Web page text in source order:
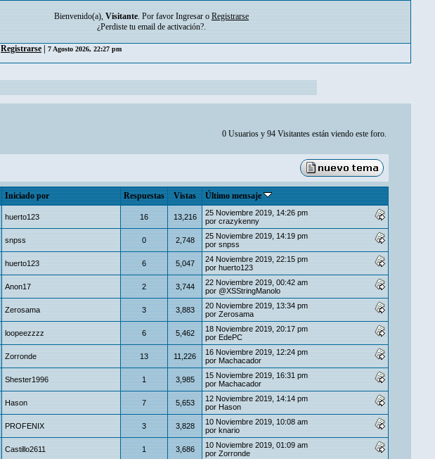
Bienvenido(a), Visitante. Por favor Ingresar o Registrarse
¿Perdiste tu email de activación?.
Registrarse 7 Agosto 2026, 22:27 pm
0 Usuarios y 94 Visitantes están viendo este foro.
Iniciado por Respuestas Vistas Último mensaje
huerto123 16 13,216
25 Noviembre 2019, 14:26 pm
por crazykenny
snpss 0 2,748
25 Noviembre 2019, 14:19 pm
por snpss
huerto123 6 5,047
24 Noviembre 2019, 22:15 pm
por huerto123
Anon17 2 3,744
22 Noviembre 2019, 00:42 am
por @XSStringManolo
Zerosama 3 3,883
20 Noviembre 2019, 13:34 pm
por Zerosama
loopeezzzz 6 5,462
18 Noviembre 2019, 20:17 pm
por EdePC
Zorronde 13 11,226
16 Noviembre 2019, 12:24 pm
por Machacador
Shester1996 1 3,985
15 Noviembre 2019, 16:31 pm
por Machacador
Hason 7 5,653
12 Noviembre 2019, 14:14 pm
por Hason
PROFENIX 3 3,828
10 Noviembre 2019, 10:08 am
por knario
Castillo2611 1 3,686
10 Noviembre 2019, 01:09 am
por Zorronde